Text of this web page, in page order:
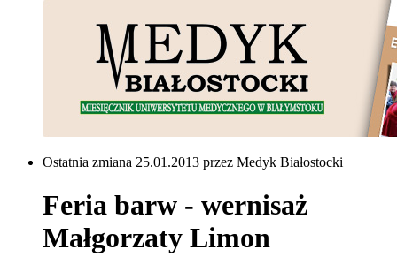
Ostatnia zmiana 25.01.2013 przez Medyk Białostocki
Feria barw - wernisaż
Małgorzaty Limon